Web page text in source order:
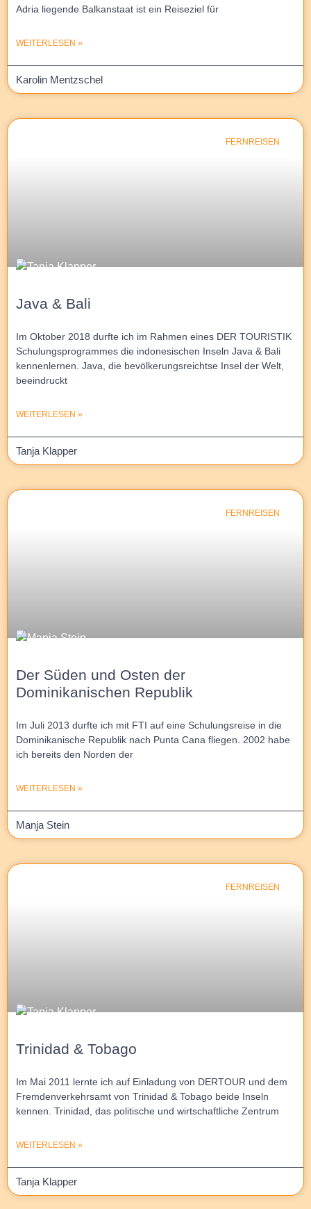
Adria liegende Balkanstaat ist ein Reiseziel für
WEITERLESEN »
Karolin Mentzschel
FERNREISEN
Java & Bali
Im Oktober 2018 durfte ich im Rahmen eines DER TOURISTIK
Schulungsprogrammes die indonesischen Inseln Java & Bali
kennenlernen. Java, die bevölkerungsreichtse Insel der Welt,
beeindruckt
WEITERLESEN »
Tanja Klapper
FERNREISEN
Der Süden und Osten der
Dominikanischen Republik
Im Juli 2013 durfte ich mit FTI auf eine Schulungsreise in die
Dominikanische Republik nach Punta Cana fliegen. 2002 habe
ich bereits den Norden der
WEITERLESEN »
Manja Stein
FERNREISEN
Trinidad & Tobago
Im Mai 2011 lernte ich auf Einladung von DERTOUR und dem
Fremdenverkehrsamt von Trinidad & Tobago beide Inseln
kennen. Trinidad, das politische und wirtschaftliche Zentrum
WEITERLESEN »
Tanja Klapper